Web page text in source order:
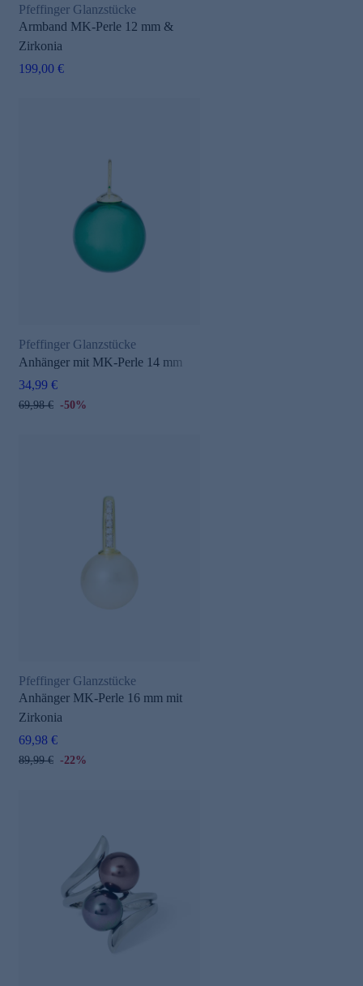
Pfeffinger Glanzstücke
Armband MK-Perle 12 mm &
Zirkonia
199,00 €
Pfeffinger Glanzstücke
Anhänger mit MK-Perle 14 mm
34,99 €
69,98 € -50%
Pfeffinger Glanzstücke
Anhänger MK-Perle 16 mm mit
Zirkonia
69,98 €
89,99 € -22%